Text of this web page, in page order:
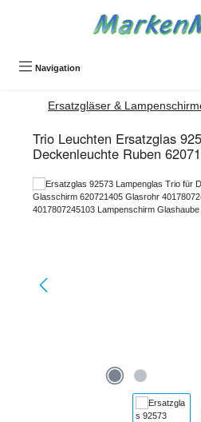
Navigation
Ersatzgläser &
Trio Leuchten Ersatzglas
Deckenleuchte Ruben
Bildergalerie überspringen